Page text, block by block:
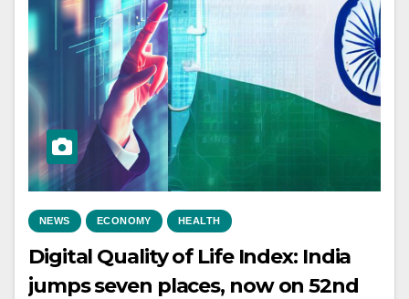
NEWS ECONOMY HEALTH
Digital Quality of Life Index: India
jumps seven places, now on 52nd